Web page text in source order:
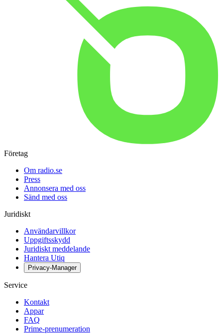
Företag
Om radio.se
Press
Annonsera med oss
Sänd med oss
Juridiskt
Användarvillkor
Uppgiftsskydd
Juridiskt meddelande
Hantera Utiq
Privacy-Manager
Service
Kontakt
Appar
FAQ
Prime-prenumeration